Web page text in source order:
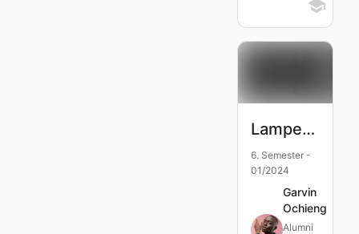
Lampenfieber
6. Semester -
01/2024
Garvin
Ochieng
Alumni